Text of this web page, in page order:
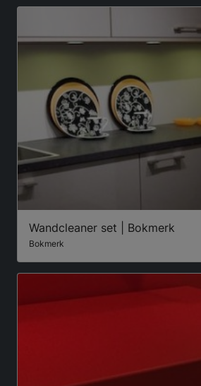
Wandcleaner set | Bokmerk
Bokmerk